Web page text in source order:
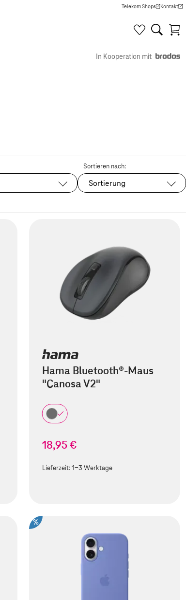
Telekom Shops
(Wird in einem neuen Tab
Kontakt
(Wird in
In Kooperation mit
Sortieren nach:
Sortierung
Hama Bluetooth®-Maus
"Canosa V2"
18,95 €
Lieferzeit:1-3 Werktage
%